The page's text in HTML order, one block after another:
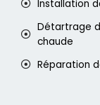
Installation
Détartrage
chaude
Réparation